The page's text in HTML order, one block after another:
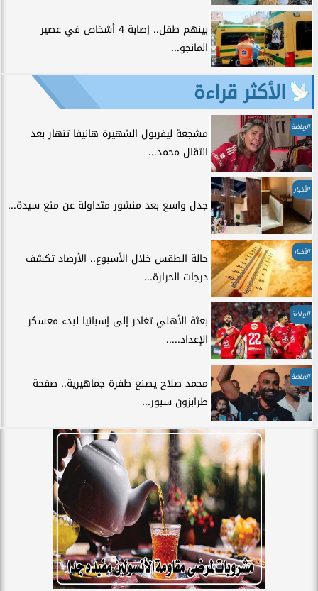
بينهم طفل.. إصابة 4 أشخاص في عصير
المانجو...
الأكثر قراءة
الرياضة
مشجعة ليفربول الشهيرة هانيفا تنهار بعد
انتقال محمد...
الأخبار
جدل واسع بعد منشور متداولة عن منع سيدة...
الأخبار
حالة الطقس خلال الأسبوع.. الأرصاد تكشف
درجات الحرارة...
الرياضة
بعثة الأهلي تغادر إلى إسبانيا لبدء معسكر
الإعداد.....
الرياضة
محمد صلاح يصنع طفرة جماهيرية.. صفحة
طرابزون سبور...